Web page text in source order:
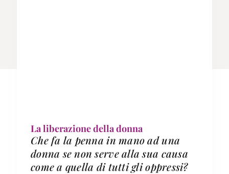
La liberazione della donna
Che fa la penna in mano ad una
donna se non serve alla sua causa
come a quella di tutti gli oppressi?